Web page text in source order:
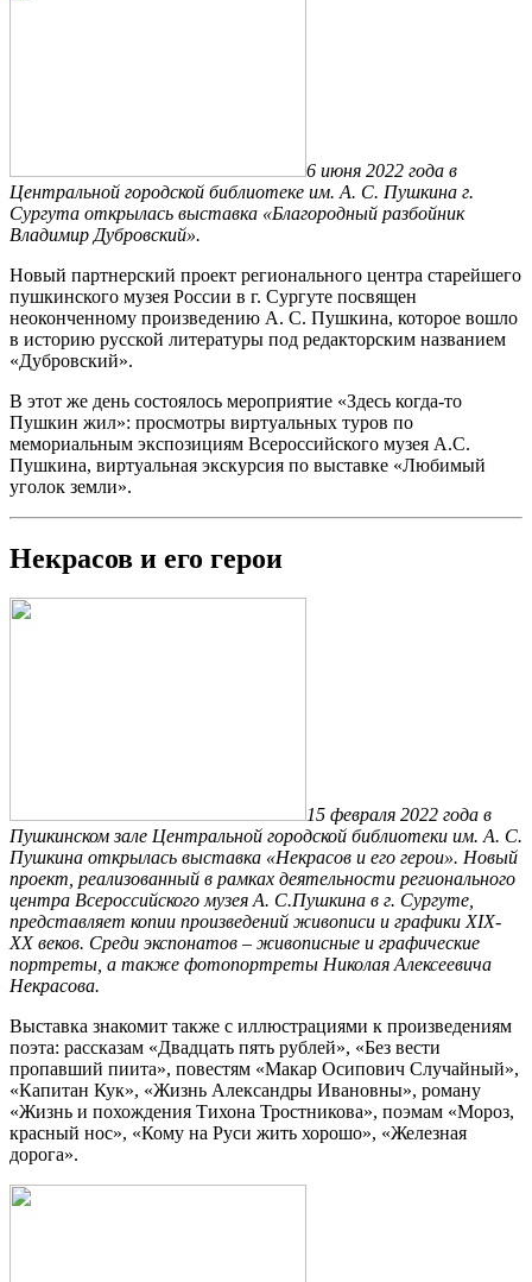
6 июня 2022 года в
Центральной городской библиотеке им. А. С. Пушкина г.
Сургута открылась выставка «Благородный разбойник
Владимир Дубровский».
Новый партнерский проект регионального центра старейшего
пушкинского музея России в г. Сургуте посвящен
неоконченному произведению А. С. Пушкина, которое вошло
в историю русской литературы под редакторским названием
«Дубровский».
В этот же день состоялось мероприятие «Здесь когда-то
Пушкин жил»: просмотры виртуальных туров по
мемориальным экспозициям Всероссийского музея А.С.
Пушкина, виртуальная экскурсия по выставке «Любимый
уголок земли».
Некрасов и его герои
15 февраля 2022 года в
Пушкинском зале Центральной городской библиотеки им. А. С.
Пушкина открылась выставка «Некрасов и его герои». Новый
проект, реализованный в рамках деятельности регионального
центра Всероссийского музея А. С.Пушкина в г. Сургуте,
представляет копии произведений живописи и графики XIX-
XX веков. Среди экспонатов – живописные и графические
портреты, а также фотопортреты Николая Алексеевича
Некрасова.
Выставка знакомит также с иллюстрациями к произведениям
поэта: рассказам «Двадцать пять рублей», «Без вести
пропавший пиита», повестям «Макар Осипович Случайный»,
«Капитан Кук», «Жизнь Александры Ивановны», роману
«Жизнь и похождения Тихона Тростникова», поэмам «Мороз,
красный нос», «Кому на Руси жить хорошо», «Железная
дорога».